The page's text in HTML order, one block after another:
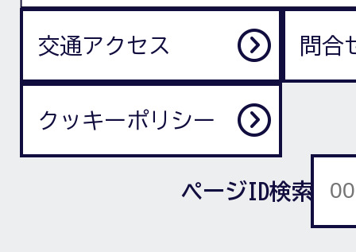
交通アクセス 問合
クッキーポリシー
ページID検索